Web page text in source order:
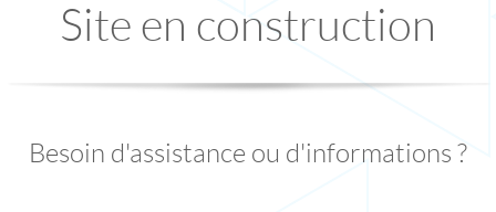
Site en construction
Besoin d'assistance ou d'informations ?